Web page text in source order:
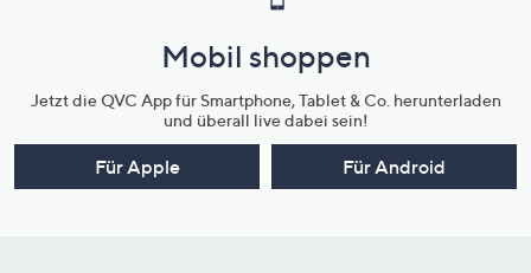
Mobil shoppen
Jetzt die QVC App für Smartphone, Tablet & Co. herunterladen
und überall live dabei sein!
Für Apple Für Android